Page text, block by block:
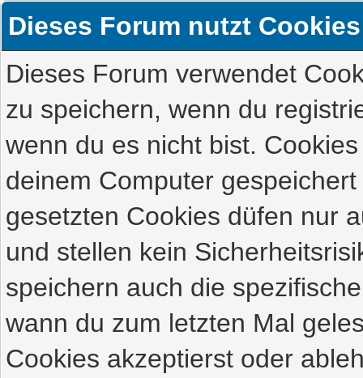
Dieses Forum nutzt Cookies
Dieses Forum verwendet
zu speichern, wenn du
wenn du es nicht bist.
deinem Computer
gesetzten Cookies düfen nur
und stellen kein
speichern auch die
wann du zum letzten Mal
Cookies akzeptierst oder